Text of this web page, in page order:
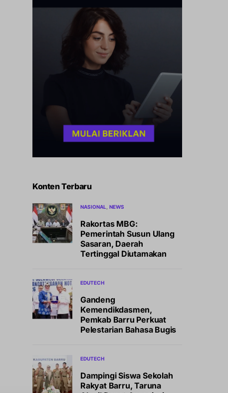
Konten Terbaru
NASIONAL NEWS
Rakortas MBG:
Pemerintah Susun Ulang
Sasaran, Daerah
Tertinggal Diutamakan
EDUTECH
Gandeng
Kemendikdasmen,
Pemkab Barru Perkuat
Pelestarian Bahasa Bugis
EDUTECH
Dampingi Siswa Sekolah
Rakyat Barru, Taruna